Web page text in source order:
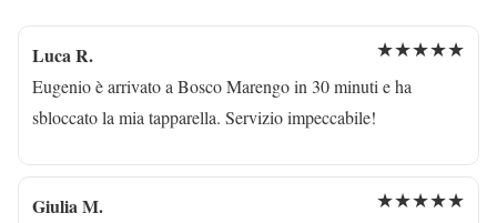
Luca R. ★★★★★
Eugenio è arrivato a Bosco Marengo in 30 minuti e ha
sbloccato la mia tapparella. Servizio impeccabile!
Giulia M. ★★★★★